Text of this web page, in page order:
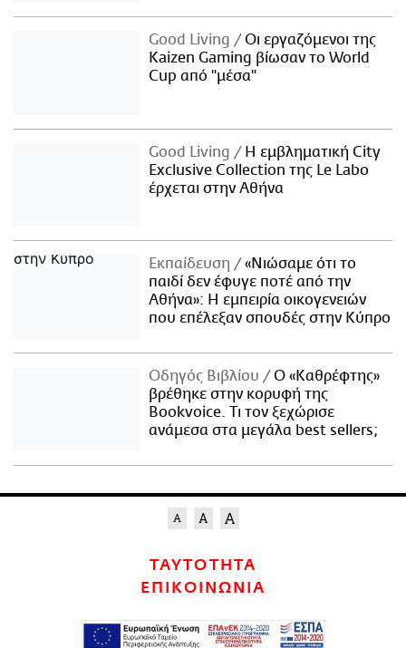
Good Living
Οι εργαζόμενοι της
Kaizen Gaming βίωσαν το World
Cup από "μέσα"
Good Living
Η εμβληματική City
Exclusive Collection της Le Labo
έρχεται στην Αθήνα
Εκπαίδευση
«Νιώσαμε ότι το
παιδί δεν έφυγε ποτέ από την
Αθήνα»: Η εμπειρία οικογενειών
που επέλεξαν σπουδές στην Κύπρο
Οδηγός Βιβλίου
Ο «Καθρέφτης»
βρέθηκε στην κορυφή της
Bookvoice. Τι τον ξεχώρισε
ανάμεσα στα μεγάλα best sellers;
ΤΑΥΤΟΤΗΤΑ
ΕΠΙΚΟΙΝΩΝΙΑ